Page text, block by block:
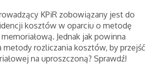
KPiR zobowiązany jest do
kosztów w oparciu o metodę
Jednak jak powinna
metody rozliczania kosztów, by przejść
na uproszczoną? Sprawdź!